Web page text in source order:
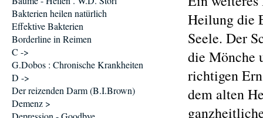
Heilung die
Seele. Der
die Mönche
richtigen
dem alten
Bakterien heilen natürlich
Effektive Bakterien
Borderline in Reimen
C ->
G.Dobos : Chronische Krankheiten
D ->
Der reizenden Darm (B.I.Brown)
Demenz >